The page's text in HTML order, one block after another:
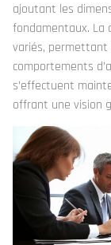
ajoutant les
fondamentaux. La
variés, permettant
comportements
s’effectuent
offrant une vision